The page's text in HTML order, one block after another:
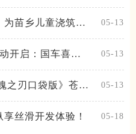
为苗乡儿童浇筑梦
05-13
开启：国车喜迎
05-13
之刃口袋版》苍天
05-13
丝滑开发体验！ 05-18